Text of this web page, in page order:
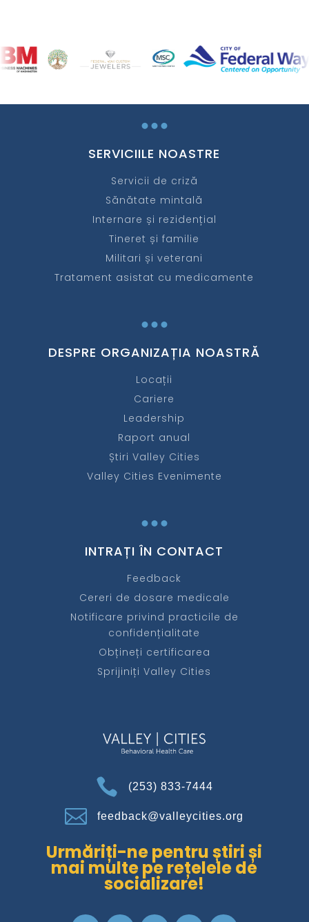
...
SERVICIILE NOASTRE
Servicii de criză
Sănătate mintală
Internare și rezidențial
Tineret și familie
Militari și veterani
Tratament asistat cu medicamente
...
DESPRE ORGANIZAȚIA NOASTRĂ
Locații
Cariere
Leadership
Raport anual
Știri Valley Cities
Valley Cities Evenimente
...
INTRAȚI ÎN CONTACT
Feedback
Cereri de dosare medicale
Notificare privind practicile de
confidențialitate
Obțineți certificarea
Sprijiniți Valley Cities
 (253) 833-7444
 feedback@valleycities.org
Urmăriți-ne pentru știri și
mai multe pe rețelele de
socializare!